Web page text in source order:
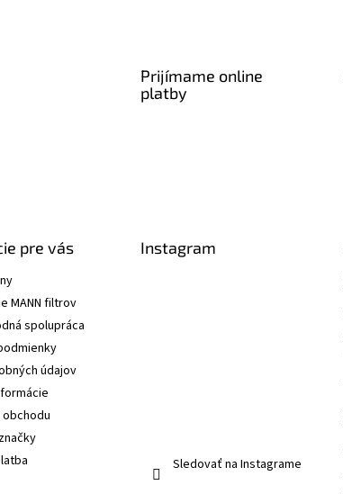
Prijímame online
platby
pre vás
MANN filtrov
spolupráca
údajov
Instagram
Sledovať na Instagrame